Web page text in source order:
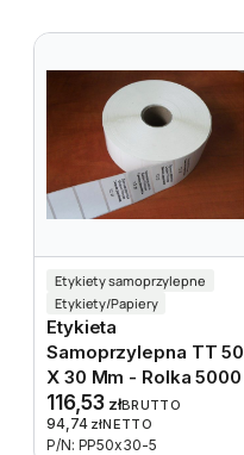
Etykiety samoprzylepne
Etykiety/Papiery
Etykieta
Samoprzylepna TT 50
X 30 Mm - Rolka 5000
116,53 złBRUTTO
94,74 złNETTO
P/N: PP50x30-5